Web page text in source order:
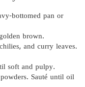
bottomed pan or
brown.
and curry leaves.
soft and pulpy.
Sauté until oil